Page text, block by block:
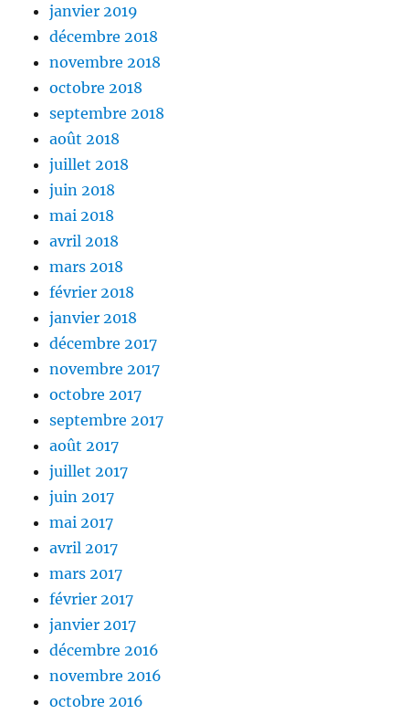
janvier 2019
décembre 2018
novembre 2018
octobre 2018
septembre 2018
août 2018
juillet 2018
juin 2018
mai 2018
avril 2018
mars 2018
février 2018
janvier 2018
décembre 2017
novembre 2017
octobre 2017
septembre 2017
août 2017
juillet 2017
juin 2017
mai 2017
avril 2017
mars 2017
février 2017
janvier 2017
décembre 2016
novembre 2016
octobre 2016